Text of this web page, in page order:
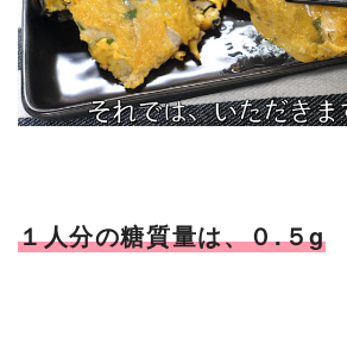
１人分の糖質量は、０.５g